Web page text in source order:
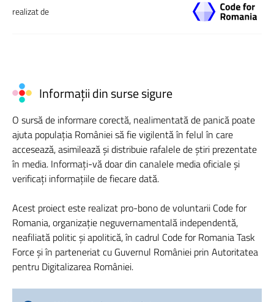
realizat de
Informații din surse sigure
O sursă de informare corectă, nealimentată de panică poate
ajuta populația României să fie vigilentă în felul în care
accesează, asimilează și distribuie rafalele de știri prezentate
în media. Informați-vă doar din canalele media oficiale și
verificați informațiile de fiecare dată.
Acest proiect este realizat pro-bono de voluntarii Code for
Romania, organizație neguvernamentală independentă,
neafiliată politic și apolitică, în cadrul Code for Romania Task
Force și în parteneriat cu Guvernul României prin Autoritatea
pentru Digitalizarea României.